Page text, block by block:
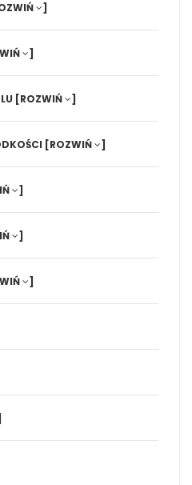
]
]
[ROZWIŃ ]
[ROZWIŃ ]
]
]
]